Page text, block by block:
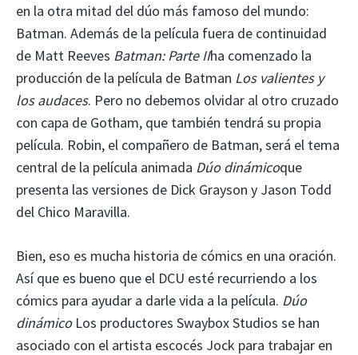
en la otra mitad del dúo más famoso del mundo:
Batman. Además de la película fuera de continuidad
de Matt Reeves Batman: Parte IIha comenzado la
producción de la película de Batman Los valientes y
los audaces. Pero no debemos olvidar al otro cruzado
con capa de Gotham, que también tendrá su propia
película. Robin, el compañero de Batman, será el tema
central de la película animada Dúo dinámicoque
presenta las versiones de Dick Grayson y Jason Todd
del Chico Maravilla.
Bien, eso es mucha historia de cómics en una oración.
Así que es bueno que el DCU esté recurriendo a los
cómics para ayudar a darle vida a la película. Dúo
dinámicoLos productores Swaybox Studios se han
asociado con el artista escocés Jock para trabajar en